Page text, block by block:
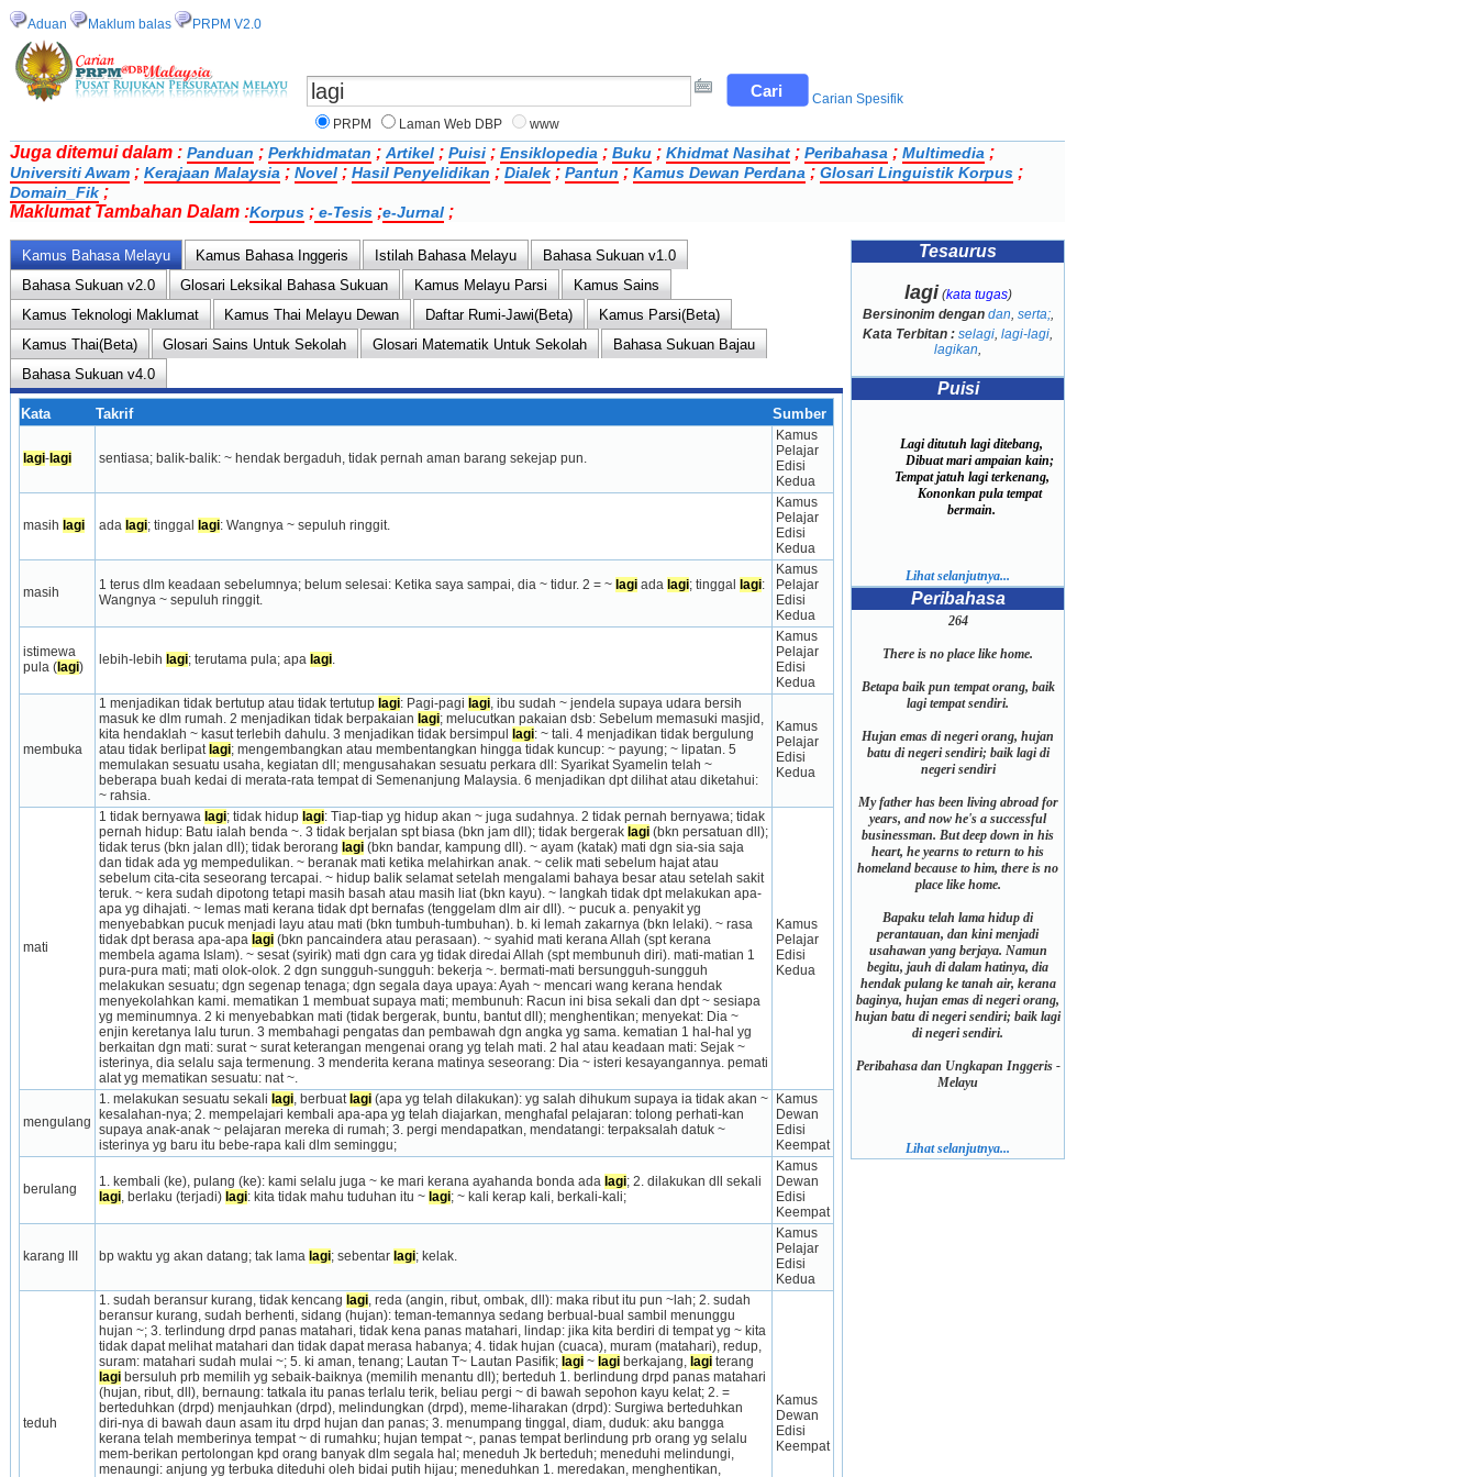
Aduan Maklum balas PRPM V2.0
Carian Spesifik
PRPM
Laman Web DBP www
Juga ditemui dalam : Panduan ; Perkhidmatan ; Artikel ; Puisi ; Ensiklopedia ; Buku ; Khidmat Nasihat ; Peribahasa ; Multimedia ;
Universiti Awam ; Kerajaan Malaysia ; Novel ; Hasil Penyelidikan ; Dialek ; Pantun ; Kamus Dewan Perdana ; Glosari Linguistik Korpus ;
Domain_Fik ;
Maklumat Tambahan Dalam :Korpus ; e-Tesis ;e-Jurnal ;
Kamus Bahasa Melayu Kamus Bahasa Inggeris Istilah Bahasa Melayu
Bahasa Sukuan v1.0
Bahasa Sukuan v2.0
Glosari Leksikal Bahasa Sukuan Kamus Melayu Parsi
Kamus Sains
Kamus Teknologi Maklumat
Kamus Thai Melayu Dewan Daftar Rumi-Jawi(Beta)
Kamus Parsi(Beta)
Kamus Thai(Beta)
Glosari Sains Untuk Sekolah Glosari Matematik Untuk Sekolah
Bahasa Sukuan Bajau
Bahasa Sukuan v4.0
Kata Takrif Sumber
lagi-lagi sentiasa; balik-balik: ~ hendak bergaduh, tidak pernah aman barang sekejap pun.
Kamus
Pelajar
Edisi
Kedua
masih lagi ada lagi; tinggal lagi: Wangnya ~ sepuluh ringgit.
Kamus
Pelajar
Edisi
Kedua
masih 1 terus dlm keadaan sebelumnya; belum selesai: Ketika saya sampai, dia ~ tidur. 2 = ~ lagi ada lagi; tinggal lagi:
Wangnya ~ sepuluh ringgit.
Kamus
Pelajar
Edisi
Kedua
istimewa
pula (lagi) lebih-lebih lagi; terutama pula; apa lagi.
Kamus
Pelajar
Edisi
Kedua
membuka
1 menjadikan tidak bertutup atau tidak tertutup lagi: Pagi-pagi lagi, ibu sudah ~ jendela supaya udara bersih
masuk ke dlm rumah. 2 menjadikan tidak berpakaian lagi; melucutkan pakaian dsb: Sebelum memasuki masjid,
kita hendaklah ~ kasut terlebih dahulu. 3 menjadikan tidak bersimpul lagi: ~ tali. 4 menjadikan tidak bergulung
atau tidak berlipat lagi; mengembangkan atau membentangkan hingga tidak kuncup: ~ payung; ~ lipatan. 5
memulakan sesuatu usaha, kegiatan dll; mengusahakan sesuatu perkara dll: Syarikat Syamelin telah ~
beberapa buah kedai di merata-rata tempat di Semenanjung Malaysia. 6 menjadikan dpt dilihat atau diketahui:
~ rahsia.
Kamus
Pelajar
Edisi
Kedua
mati
1 tidak bernyawa lagi; tidak hidup lagi: Tiap-tiap yg hidup akan ~ juga sudahnya. 2 tidak pernah bernyawa; tidak
pernah hidup: Batu ialah benda ~. 3 tidak berjalan spt biasa (bkn jam dll); tidak bergerak lagi (bkn persatuan dll);
tidak terus (bkn jalan dll); tidak berorang lagi (bkn bandar, kampung dll). ~ ayam (katak) mati dgn sia-sia saja
dan tidak ada yg mempedulikan. ~ beranak mati ketika melahirkan anak. ~ celik mati sebelum hajat atau
sebelum cita-cita seseorang tercapai. ~ hidup balik selamat setelah mengalami bahaya besar atau setelah sakit
teruk. ~ kera sudah dipotong tetapi masih basah atau masih liat (bkn kayu). ~ langkah tidak dpt melakukan apa-
apa yg dihajati. ~ lemas mati kerana tidak dpt bernafas (tenggelam dlm air dll). ~ pucuk a. penyakit yg
menyebabkan pucuk menjadi layu atau mati (bkn tumbuh-tumbuhan). b. ki lemah zakarnya (bkn lelaki). ~ rasa
tidak dpt berasa apa-apa lagi (bkn pancaindera atau perasaan). ~ syahid mati kerana Allah (spt kerana
membela agama Islam). ~ sesat (syirik) mati dgn cara yg tidak diredai Allah (spt membunuh diri). mati-matian 1
pura-pura mati; mati olok-olok. 2 dgn sungguh-sungguh: bekerja ~. bermati-mati bersungguh-sungguh
melakukan sesuatu; dgn segenap tenaga; dgn segala daya upaya: Ayah ~ mencari wang kerana hendak
menyekolahkan kami. mematikan 1 membuat supaya mati; membunuh: Racun ini bisa sekali dan dpt ~ sesiapa
yg meminumnya. 2 ki menyebabkan mati (tidak bergerak, buntu, bantut dll); menghentikan; menyekat: Dia ~
enjin keretanya lalu turun. 3 membahagi pengatas dan pembawah dgn angka yg sama. kematian 1 hal-hal yg
berkaitan dgn mati: surat ~ surat keterangan mengenai orang yg telah mati. 2 hal atau keadaan mati: Sejak ~
isterinya, dia selalu saja termenung. 3 menderita kerana matinya seseorang: Dia ~ isteri kesayangannya. pemati
alat yg mematikan sesuatu: nat ~.
Kamus
Pelajar
Edisi
Kedua
mengulang
1. melakukan sesuatu sekali lagi, berbuat lagi (apa yg telah dilakukan): yg salah dihukum supaya ia tidak akan ~
kesalahan-nya; 2. mempelajari kembali apa-apa yg telah diajarkan, menghafal pelajaran: tolong perhati-kan
supaya anak-anak ~ pelajaran mereka di rumah; 3. pergi mendapatkan, mendatangi: terpaksalah datuk ~
isterinya yg baru itu bebe-rapa kali dlm seminggu;
Kamus
Dewan
Edisi
Keempat
berulang 1. kembali (ke), pulang (ke): kami selalu juga ~ ke mari kerana ayahanda bonda ada lagi
lagi, berlaku (terjadi) lagi: kita tidak mahu tuduhan itu ~ lagi; ~ kali kerap kali, berkali-kali;
Kamus
Dewan
Edisi
Keempat
karang III bp waktu yg akan datang; tak lama lagi; sebentar lagi; kelak.
Kamus
Pelajar
Edisi
Kedua
teduh
1. sudah beransur kurang, tidak kencang lagi, reda (angin, ribut, ombak, dll): maka ribut itu pun ~lah; 2. sudah
beransur kurang, sudah berhenti, sidang (hujan): teman-temannya sedang berbual-bual sambil menunggu
hujan ~; 3. terlindung drpd panas matahari, tidak kena panas matahari, lindap: jika kita berdiri di tempat yg ~ kita
tidak dapat melihat matahari dan tidak dapat merasa habanya; 4. tidak hujan (cuaca), muram (matahari), redup,
suram: matahari sudah mulai ~; 5. ki aman, tenang; Lautan T~ Lautan Pasifik; lagi ~ lagi berkajang, lagi
lagi bersuluh prb memilih yg sebaik-baiknya (memilih menantu dll); berteduh 1. berlindung drpd panas matahari
(hujan, ribut, dll), bernaung: tatkala itu panas terlalu terik, beliau pergi ~ di bawah sepohon kayu kelat; 2. =
berteduhkan (drpd) men­jauh­kan (drpd), melindungkan (drpd), meme-liharakan (drpd): Surgiwa berteduhkan
diri-nya di bawah daun asam itu drpd hujan dan panas; 3. menumpang tinggal, diam, duduk: aku bangga
kerana telah memberinya tempat ~ di rumahku; hujan tempat ~, panas tempat berlindung prb orang yg selalu
mem-berikan pertolongan kpd orang banyak dlm segala hal; meneduh Jk berteduh; meneduhi melindungi,
menaungi: anjung yg terbuka diteduhi oleh bidai putih hijau; meneduhkan 1. meredakan, menghentikan,
Kamus
Dewan
Edisi
Keempat
Tesaurus
lagi(kata tugas)
Bersinonim dengan dan, serta;,
Kata Terbitan : selagi, lagi-lagi,
lagikan,
Puisi
Lagi ditutuh lagi ditebang,
Dibuat mari ampaian kain;
Tempat jatuh lagi terkenang,
Kononkan pula tempat
bermain.
Lihat selanjutnya...
Peribahasa
264
There is no place like home.
Betapa baik pun tempat orang, baik
lagi tempat sendiri.
Hujan emas di negeri orang, hujan
batu di negeri sendiri; baik lagi di
negeri sendiri
My father has been living abroad for
years, and now he's a successful
businessman. But deep down in his
heart, he yearns to return to his
homeland because to him, there is no
place like home.
Bapaku telah lama hidup di
perantauan, dan kini menjadi
usahawan yang berjaya. Namun
begitu, jauh di dalam hatinya, dia
hendak pulang ke tanah air, kerana
baginya, hujan emas di negeri orang,
hujan batu di negeri sendiri; baik lagi
di negeri sendiri.
Peribahasa dan Ungkapan Inggeris -
Melayu
Lihat selanjutnya...